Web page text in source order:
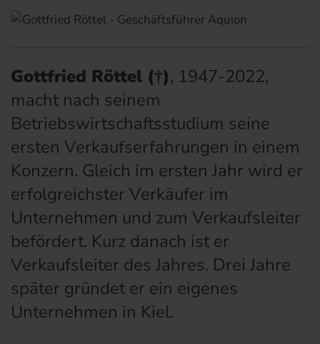
Gottfried Röttel (†), 1947-2022,
macht nach seinem
Betriebswirtschaftsstudium seine
ersten Verkaufserfahrungen in einem
Konzern. Gleich im ersten Jahr wird er
erfolgreichster Verkäufer im
Unternehmen und zum Verkaufsleiter
befördert. Kurz danach ist er
Verkaufsleiter des Jahres. Drei Jahre
später gründet er ein eigenes
Unternehmen in Kiel.